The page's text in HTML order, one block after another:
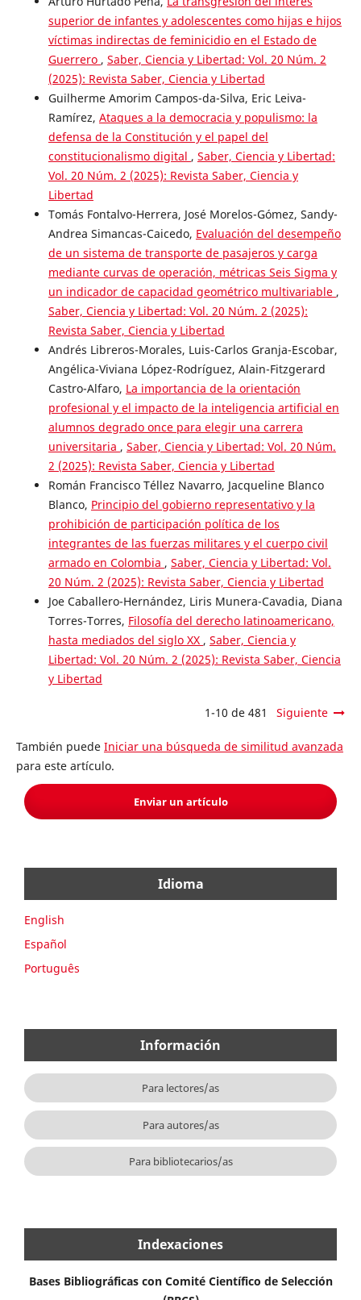
superior de infantes y adolescentes como hijas e hijos
víctimas indirectas de feminicidio en el Estado de
Guerrero , Saber, Ciencia y Libertad: Vol. 20 Núm. 2
(2025): Revista Saber, Ciencia y Libertad
Guilherme Amorim Campos-da-Silva, Eric Leiva-
Ramírez, Ataques a la democracia y populismo: la
defensa de la Constitución y el papel del
constitucionalismo digital , Saber, Ciencia y Libertad:
Vol. 20 Núm. 2 (2025): Revista Saber, Ciencia y
Libertad
Tomás Fontalvo-Herrera, José Morelos-Gómez, Sandy-
Andrea Simancas-Caicedo, Evaluación del desempeño
de un sistema de transporte de pasajeros y carga
mediante curvas de operación, métricas Seis Sigma y
un indicador de capacidad geométrico multivariable ,
Saber, Ciencia y Libertad: Vol. 20 Núm. 2 (2025):
Revista Saber, Ciencia y Libertad
Andrés Libreros-Morales, Luis-Carlos Granja-Escobar,
Angélica-Viviana López-Rodríguez, Alain-Fitzgerard
Castro-Alfaro, La importancia de la orientación
profesional y el impacto de la inteligencia artificial en
alumnos degrado once para elegir una carrera
universitaria , Saber, Ciencia y Libertad: Vol. 20 Núm.
2 (2025): Revista Saber, Ciencia y Libertad
Román Francisco Téllez Navarro, Jacqueline Blanco
Blanco, Principio del gobierno representativo y la
prohibición de participación política de los
integrantes de las fuerzas militares y el cuerpo civil
armado en Colombia , Saber, Ciencia y Libertad: Vol.
20 Núm. 2 (2025): Revista Saber, Ciencia y Libertad
Joe Caballero-Hernández, Liris Munera-Cavadia, Diana
Torres-Torres, Filosofía del derecho latinoamericano,
hasta mediados del siglo XX , Saber, Ciencia y
Libertad: Vol. 20 Núm. 2 (2025): Revista Saber, Ciencia
y Libertad
1-10 de 481 Siguiente
También puede Iniciar una búsqueda de similitud avanzada
para este artículo.
Enviar un artículo
Idioma
English
Español
Português
Información
Para lectores/as
Para autores/as
Para bibliotecarios/as
Indexaciones
Bases Bibliográficas con Comité Científico de Selección